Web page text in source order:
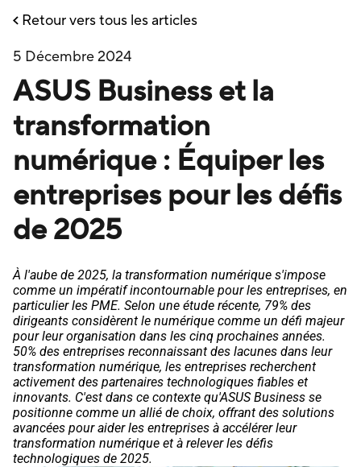
Retour vers tous les articles
5 Décembre 2024
ASUS Business et la
transformation
numérique : Équiper les
entreprises pour les défis
de 2025
À l'aube de 2025, la transformation numérique s'impose
comme un impératif incontournable pour les entreprises, en
particulier les PME. Selon une étude récente, 79% des
dirigeants considèrent le numérique comme un défi majeur
pour leur organisation dans les cinq prochaines années.
50% des entreprises reconnaissant des lacunes dans leur
transformation numérique, les entreprises recherchent
activement des partenaires technologiques fiables et
innovants. C'est dans ce contexte qu'ASUS Business se
positionne comme un allié de choix, offrant des solutions
avancées pour aider les entreprises à accélérer leur
transformation numérique et à relever les défis
technologiques de 2025.